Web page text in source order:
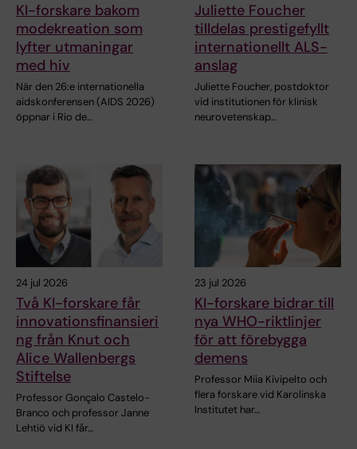
KI-forskare bakom
modekreation som
lyfter utmaningar
med hiv
När den 26:e internationella
aidskonferensen (AIDS 2026)
öppnar i Rio de…
Juliette Foucher
tilldelas prestigefyllt
internationellt ALS-
anslag
Juliette Foucher, postdoktor
vid institutionen för klinisk
neurovetenskap…
24 jul 2026
Två KI-forskare får
innovationsfinansieri
ng från Knut och
Alice Wallenbergs
Stiftelse
Professor Gonçalo Castelo-
Branco och professor Janne
Lehtiö vid KI får…
23 jul 2026
KI-forskare bidrar till
nya WHO-riktlinjer
för att förebygga
demens
Professor Miia Kivipelto och
flera forskare vid Karolinska
Institutet har…